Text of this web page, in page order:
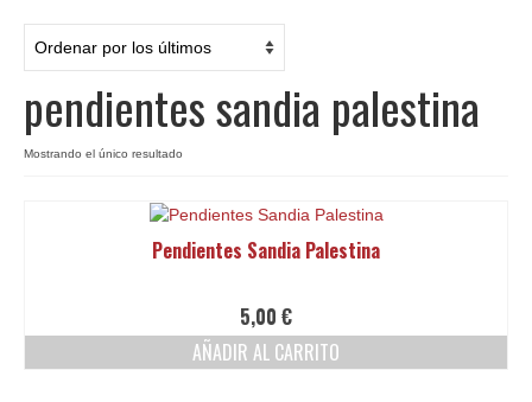
Bazar
Textil y Accesorios
Bordados
pendientes sandia palestina
Mostrando el único resultado
Pendientes Sandia Palestina
5,00 €
AÑADIR AL CARRITO